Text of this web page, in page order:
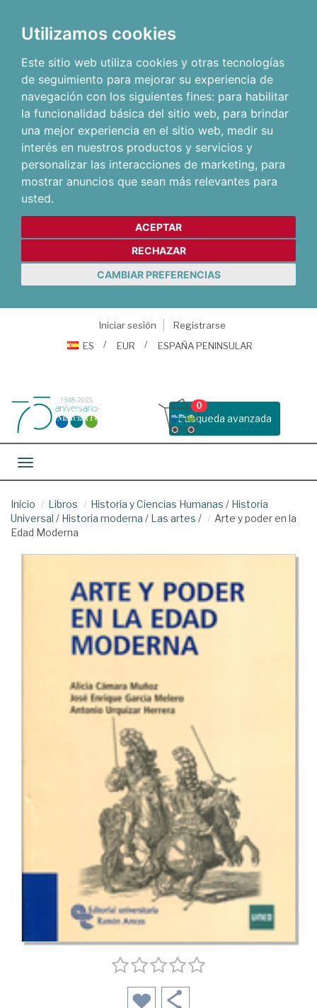
Utilizamos cookies
Este sitio web utiliza cookies y otras tecnologías
de seguimiento para mejorar su experiencia de
navegación con los siguientes fines: para habilitar
la funcionalidad básica del sitio web, para brindar
una mejor experiencia en el sitio web, medir su
interés en nuestros productos y servicios y
personalizar las interacciones de marketing, para
mostrar anuncios que sean más relevantes para
usted.
ACEPTAR
RECHAZAR
CAMBIAR PREFERENCIAS
Iniciar sesión
Registrarse
ES
EUR ESPAÑA PENINSULAR
Busqueda avanzada
0
Toggle navigation
Inicio Libros Historia y Ciencias Humanas / Historia
Universal / Historia moderna / Las artes /
Arte y poder en la
Edad Moderna